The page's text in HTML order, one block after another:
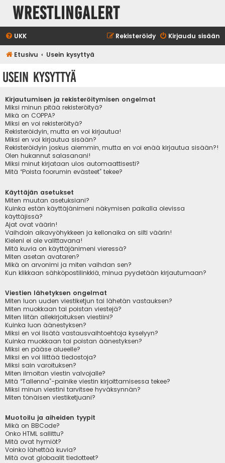
WrestlingAlert
UKK Kirjaudu sisään
Rekisteröidy
Etusivu Usein kysyttyä
Usein kysyttyä
Kirjautumisen ja rekisteröitymisen ongelmat
Miksi minun pitää rekisteröityä?
Mikä on COPPA?
Miksi en voi rekisteröityä?
Rekisteröidyin, mutta en voi kirjautua!
Miksi en voi kirjautua sisään?
Rekisteröidyin joskus aiemmin, mutta en voi enää kirjautua sisään?!
Olen hukannut salasanani!
Miksi minut kirjataan ulos automaattisesti?
Mitä “Poista foorumin evästeet” tekee?
Käyttäjän asetukset
Miten muutan asetuksiani?
Kuinka estän käyttäjänimeni näkymisen paikalla olevissa
käyttäjissä?
Ajat ovat väärin!
Vaihdoin aikavyöhykkeen ja kellonaika on silti väärin!
Kieleni ei ole valittavana!
Mitä kuvia on käyttäjänimeni vieressä?
Miten asetan avataren?
Mikä on arvonimi ja miten vaihdan sen?
Kun klikkaan sähköpostilinkkiä, minua pyydetään kirjautumaan?
Viestien lähetyksen ongelmat
Miten luon uuden viestiketjun tai lähetän vastauksen?
Miten muokkaan tai poistan viestejä?
Miten liitän allekirjoituksen viestiini?
Kuinka luon äänestyksen?
Miksi en voi lisätä vastausvaihtoehtoja kyselyyn?
Kuinka muokkaan tai poistan äänestyksen?
Miksi en pääse alueelle?
Miksi en voi liittää tiedostoja?
Miksi sain varoituksen?
Miten ilmoitan viestin valvojalle?
Mitä “Tallenna”-painike viestin kirjoittamisessa tekee?
Miksi minun viestini tarvitsee hyväksynnän?
Miten tönäisen viestiketjuani?
Muotoilu ja aiheiden tyypit
Mikä on BBCode?
Onko HTML sallittu?
Mitä ovat hymiöt?
Voinko lähettää kuvia?
Mitä ovat globaalit tiedotteet?